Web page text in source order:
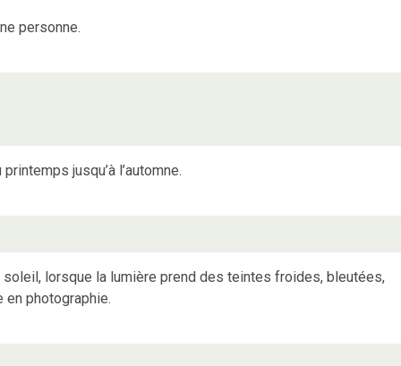
personne.
jusqu’à l’automne.
lorsque la lumière prend des teintes froides, bleutées,
photographie.